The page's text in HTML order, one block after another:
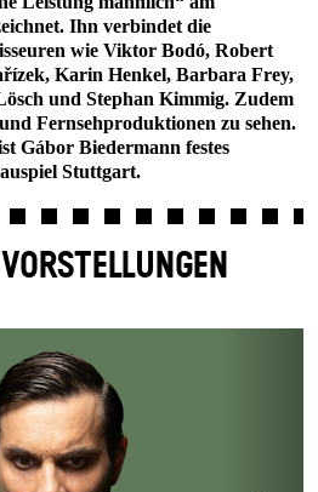
Ihn verbindet die
wie Viktor Bodó, Robert
Karin Henkel, Barbara Frey,
und Stephan Kimmig. Zudem
Fernsehproduktionen zu sehen.
Gábor Biedermann festes
Stuttgart.